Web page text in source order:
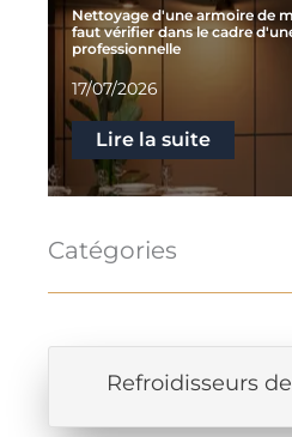
Nettoyage d'une armoire de
faut vérifier dans le cadre
professionnelle
17/07/2026
Lire la suite
Catégories
Refroidisseurs